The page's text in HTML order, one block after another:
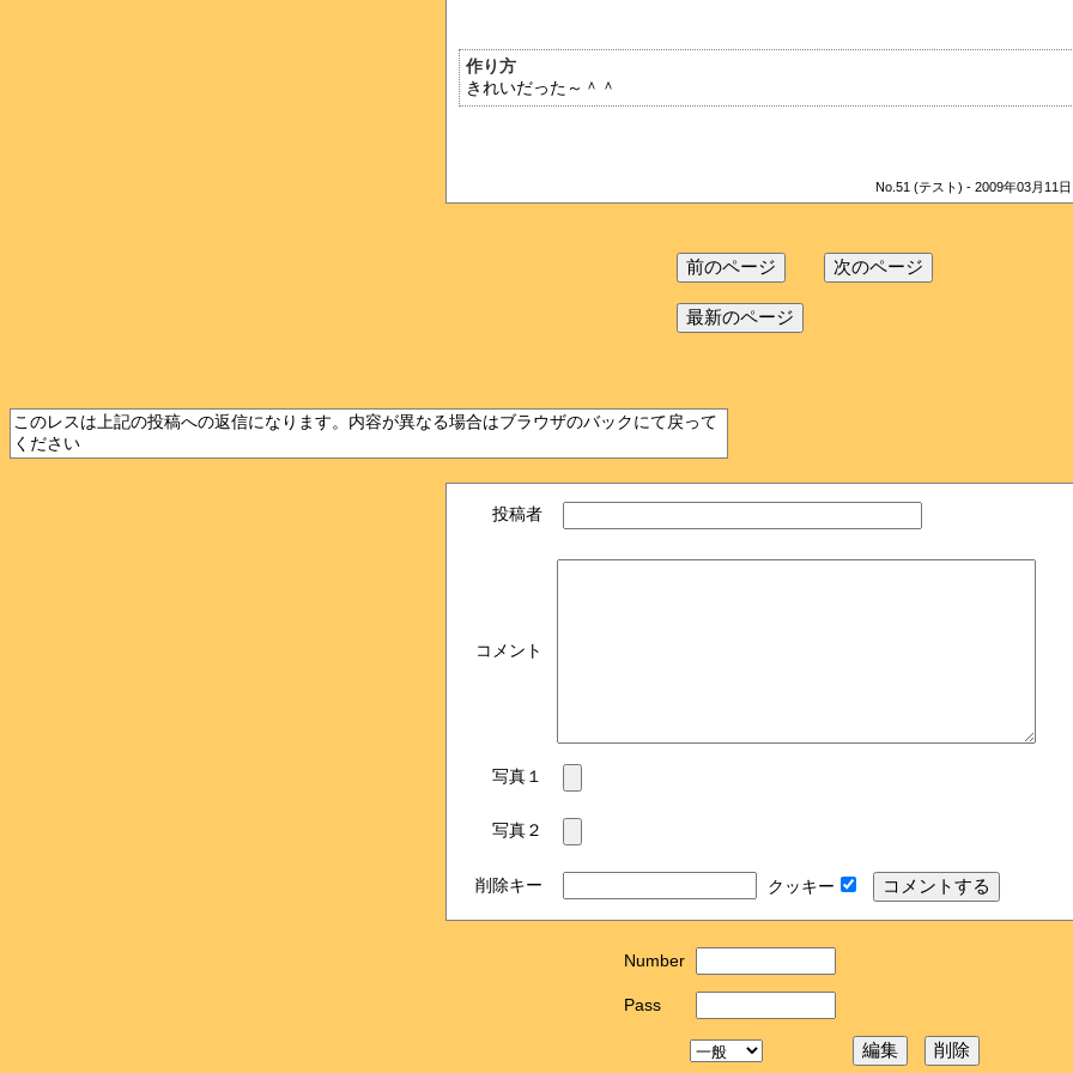
作り方
きれいだった～＾＾
No.51 (テスト) - 2009年03月11
このレスは上記の投稿への返信になります。内容が異なる場合はブラウザのバックにて戻って
ください
投稿者
コメント
写真１
写真２
削除キー クッキー
Number
Pass